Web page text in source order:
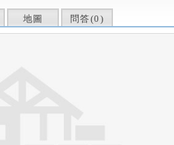
地圖 問答(0 )